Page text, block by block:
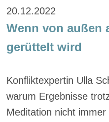
20.12.2022
Wenn von außen
gerüttelt wird
Konfliktexpertin Ulla
warum Ergebnisse
Meditation nicht